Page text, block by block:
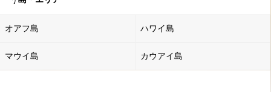
オアフ島 ハワイ島
マウイ島 カウアイ島